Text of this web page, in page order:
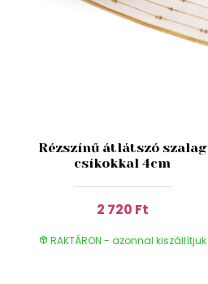
Rézszínű átlátszó szalag
csíkokkal 4cm
2 720 Ft
RAKTÁRON - azonnal kiszállítjuk